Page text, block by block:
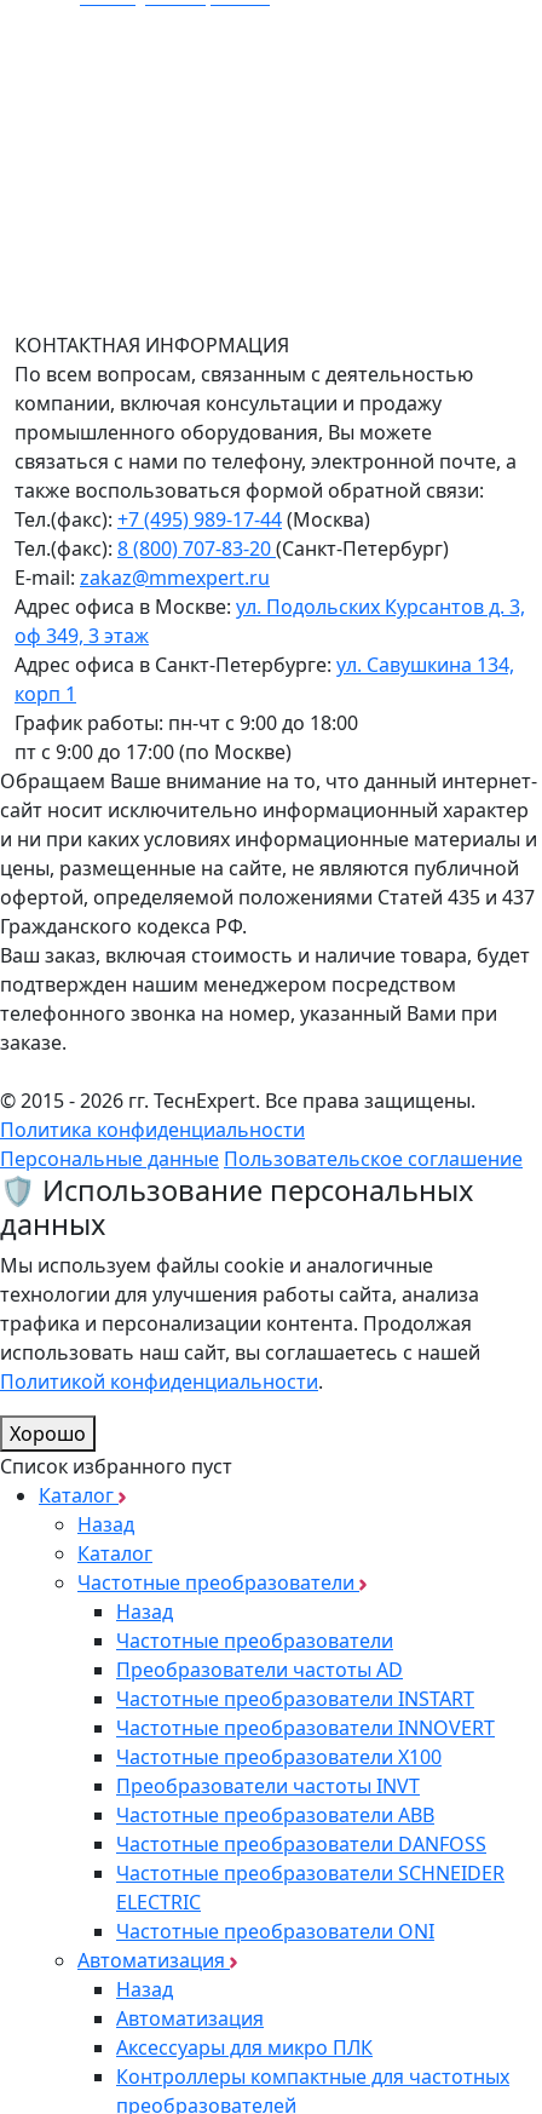
КОНТАКТНАЯ ИНФОРМАЦИЯ
По всем вопросам, связанным с деятельностью
компании, включая консультации и продажу
промышленного оборудования, Вы можете
связаться с нами по телефону, электронной почте, а
также воспользоваться формой обратной связи:
Тел.(факс): +7 (495) 989-17-44(Москва)
Тел.(факс): 8 (800) 707-83-20(Санкт-Петербург)
E-mail: zakaz@mmexpert.ru
Адрес офиса в Москве: ул. Подольских Курсантов д. 3,
оф 349, 3 этаж
Адрес офиса в Санкт-Петербурге: ул. Савушкина 134,
корп 1
График работы: пн-чт с 9:00 до 18:00
пт с 9:00 до 17:00 (по Москве)
Обращаем Ваше внимание на то, что данный интернет-
сайт носит исключительно информационный характер
и ни при каких условиях информационные материалы и
цены, размещенные на сайте, не являются публичной
офертой, определяемой положениями Статей 435 и 437
Гражданского кодекса РФ.
Ваш заказ, включая стоимость и наличие товара, будет
подтвержден нашим менеджером посредством
телефонного звонка на номер, указанный Вами при
заказе.
© 2015 - 2026 гг. ТеcнExpert. Все права защищены.
Политика конфиденциальности
Персональные данные Пользовательское соглашение
🛡️ Использование персональных
данных
Мы используем файлы cookie и аналогичные
технологии для улучшения работы сайта, анализа
трафика и персонализации контента. Продолжая
использовать наш сайт, вы соглашаетесь с нашей
Политикой конфиденциальности.
Хорошо
Список избранного пуст
Каталог
Назад
Каталог
Частотные преобразователи
Назад
Частотные преобразователи
Преобразователи частоты AD
Частотные преобразователи INSTART
Частотные преобразователи INNOVERT
Частотные преобразователи Х100
Преобразователи частоты INVT
Частотные преобразователи ABB
Частотные преобразователи DANFOSS
Частотные преобразователи SCHNEIDER
ELECTRIC
Частотные преобразователи ONI
Автоматизация
Назад
Автоматизация
Аксессуары для микро ПЛК
Контроллеры компактные для частотных
преобразователей